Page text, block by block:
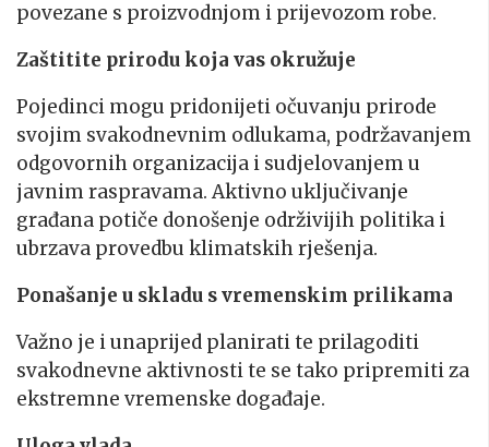
povezane s proizvodnjom i prijevozom robe.
Zaštitite prirodu koja vas okružuje
Pojedinci mogu pridonijeti očuvanju prirode
svojim svakodnevnim odlukama, podržavanjem
odgovornih organizacija i sudjelovanjem u
javnim raspravama. Aktivno uključivanje
građana potiče donošenje održivijih politika i
ubrzava provedbu klimatskih rješenja.
Ponašanje u skladu s vremenskim prilikama
Važno je i unaprijed planirati te prilagoditi
svakodnevne aktivnosti te se tako pripremiti za
ekstremne vremenske događaje.